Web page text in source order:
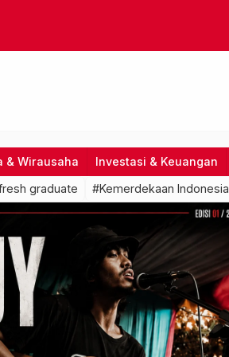
& Wirausaha Investasi & Keuangan
graduate #Kemerdekaan Indonesia